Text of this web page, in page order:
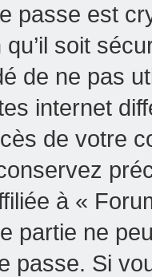
passe est
qu’il soit
de ne pas
internet
de votre
à «
partie ne
passe. Si